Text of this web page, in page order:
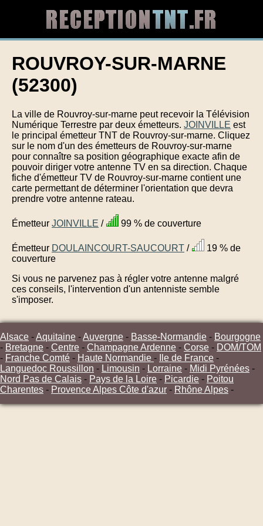
ROUVROY-SUR-MARNE
(52300)
La ville de Rouvroy-sur-marne peut recevoir la Télévision
Numérique Terrestre par deux émetteurs. JOINVILLE est
le principal émetteur TNT de Rouvroy-sur-marne. Cliquez
sur le nom d'un des émetteurs de Rouvroy-sur-marne
pour connaître sa position géographique exacte afin de
pouvoir diriger votre antenne TV en sa direction. Chaque
fiche d'émetteur TV de Rouvroy-sur-marne contient une
carte permettant de déterminer l'orientation que devra
prendre votre antenne rateau.
Émetteur JOINVILLE / 99 % de couverture
Émetteur DOULAINCOURT-SAUCOURT /
19 % de
couverture
Si vous ne parvenez pas à régler votre antenne malgré
ces conseils, l'intervention d'un antenniste semble
s'imposer.
Alsace -Aquitaine -Auvergne - Basse-Normandie - Bourgogne
- Bretagne - Centre - Champagne Ardenne - Corse - DOM/TOM
- Franche Comté - Haute Normandie - Ile de France -
Languedoc Roussillon - Limousin - Lorraine - Midi Pyrénées -
Nord Pas de Calais - Pays de la Loire - Picardie - Poitou
Charentes - Provence Alpes Côte d'azur - Rhône Alpes -